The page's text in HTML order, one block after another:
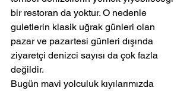
bir restoran da yoktur. O nedenle
guletlerin klasik uğrak günleri olan
pazar ve pazartesi günleri dışında
ziyaretçi denizci sayısı da çok fazla
değildir.
Bugün mavi yolculuk kıyılarımızda